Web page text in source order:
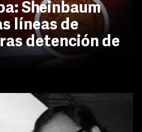
Sheinbaum
líneas de
detención de